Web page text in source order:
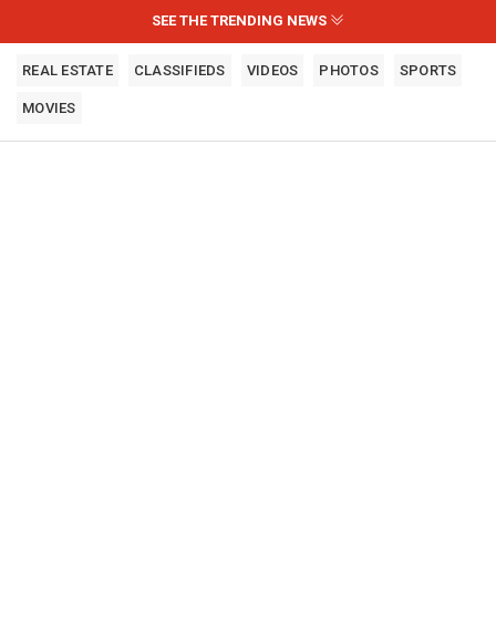
SEE THE TRENDING NEWS
REAL ESTATE CLASSIFIEDS VIDEOS PHOTOS SPORTS
MOVIES